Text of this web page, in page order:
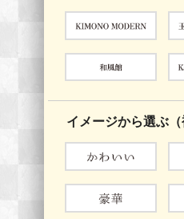
イメージから選ぶ（